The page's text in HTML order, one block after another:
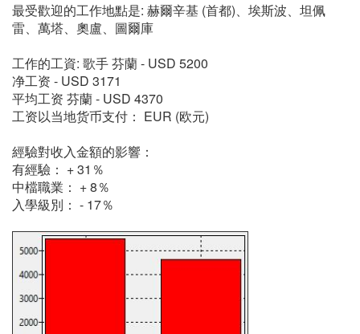
最受歡迎的工作地點是: 赫爾辛基 (首都)、埃斯波、坦佩
雷、萬塔、奧盧、圖爾庫
工作的工資: 歌手 芬蘭 - USD 5200
净工资 - USD 3171
平均工资 芬蘭 - USD 4370
工资以当地货币支付： EUR (欧元)
經驗對收入金額的影響：
有經驗： + 31％
中檔職業： + 8％
入學級別： - 17％